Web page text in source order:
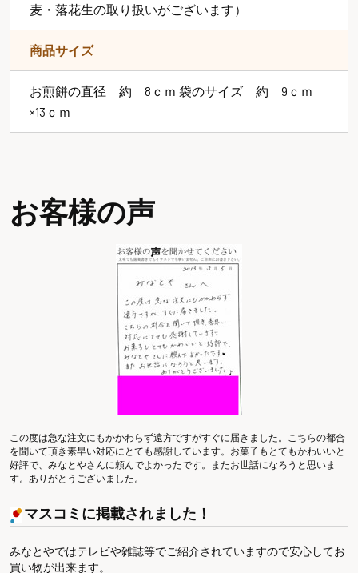
麦・落花生の取り扱いがございます）
商品サイズ
お煎餅の直径 約 8ｃｍ 袋のサイズ 約 9ｃｍ
×13ｃｍ
お客様の声
この度は急な注文にもかかわらず遠方ですがすぐに届きました。こちらの都合
を聞いて頂き素早い対応にとても感謝しています。お菓子もとてもかわいいと
好評で、みなとやさんに頼んでよかったです。またお世話になろうと思いま
す。ありがとうございました。
マスコミに掲載されました！
みなとやではテレビや雑誌等でご紹介されていますので安心してお
買い物が出来ます。